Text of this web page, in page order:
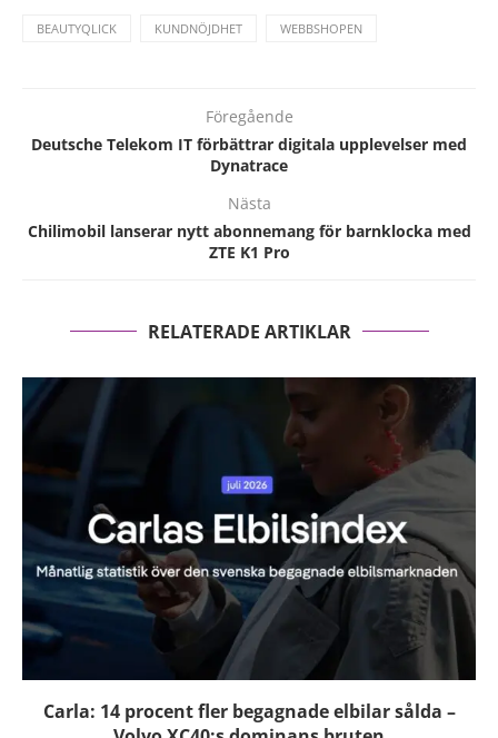
BEAUTYQLICK KUNDNÖJDHET WEBBSHOPEN
Föregående
Deutsche Telekom IT förbättrar digitala upplevelser med
Dynatrace
Nästa
Chilimobil lanserar nytt abonnemang för barnklocka med
ZTE K1 Pro
RELATERADE ARTIKLAR
Carla: 14 procent fler begagnade elbilar sålda –